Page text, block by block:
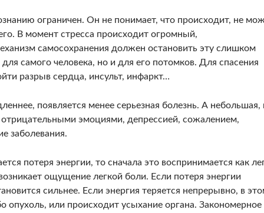
ограничен. Он не понимает, что происходит, не
В момент стресса происходит огромный,
самосохранения должен остановить эту слишком
самого человека, но и для его потомков. Для спасения
разрыв сердца, инсульт, инфаркт…
появляется менее серьезная болезнь. А небольшая,
отрицательными эмоциями, депрессией, сожалением,
заболевания.
потеря энергии, то сначала это воспринимается как
ощущение легкой боли. Если потеря энергии
сильнее. Если энергия теряется непрерывно, в
опухоль, или происходит усыхание органа. Закономерное